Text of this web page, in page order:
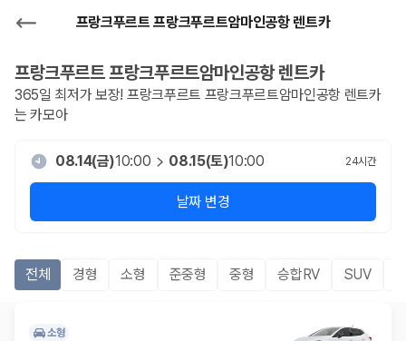
프랑크푸르트 프랑크푸르트암마인공항 렌트카
프랑크푸르트 프랑크푸르트암마인공항렌트카
365일 최저가 보장! 프랑크푸르트 프랑크푸르트암마인공항 렌트카
는 카모아
08.14(금)10:00 08.15(토)10:00 24시간
날짜 변경
전체 경형 소형 준중형 중형 승합RV SUV
소형